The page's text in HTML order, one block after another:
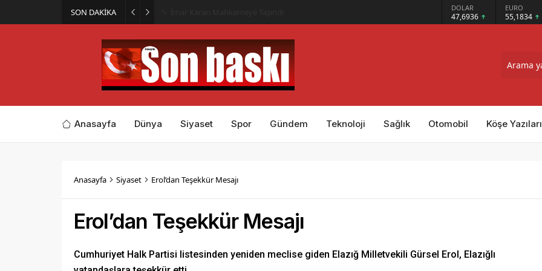
SON DAKİKA DOLAR
47,6936
EURO
55,1834
Anasayfa Dünya Siyaset Spor Gündem Teknoloji Sağlık Otomobil Köşe Yazıları
Anasayfa Siyaset Erol’dan Teşekkür Mesajı
Erol’dan Teşekkür Mesajı
Cumhuriyet Halk Partisi listesinden yeniden meclise giden Elazığ Milletvekili Gürsel Erol, Elazığlı